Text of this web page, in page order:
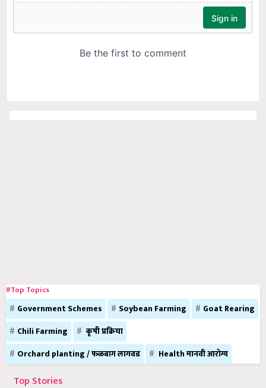
Government Schemes Soybean Farming
Goat Rearing
Chili Farming
कृषी प्रक्रिया
Orchard planting / फळबाग लागवड
Health मानवी आरोग्य
Top Stories